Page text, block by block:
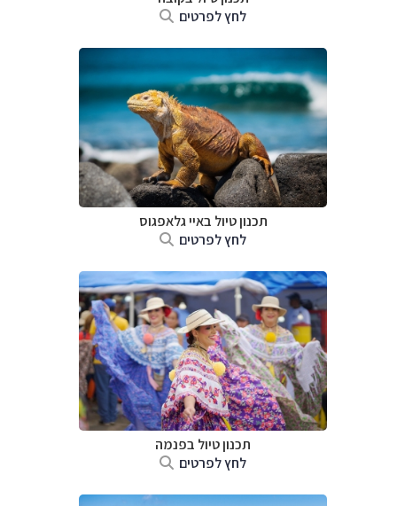
לחץ לפרטים
תכנון טיול באיי גלאפגוס
לחץ לפרטים
תכנון טיול בפנמה
לחץ לפרטים